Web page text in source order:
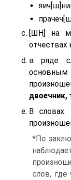
[ШН] на
отчествах
в ряде
двоечник,
В словах:
*По
слов, где